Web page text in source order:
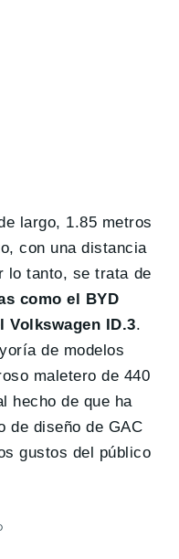
largo, 1.85 metros
con una distancia
lo tanto, se trata de
como el BYD
Volkswagen ID.3.
de modelos
maletero de 440
hecho de que ha
de diseño de GAC
gustos del público